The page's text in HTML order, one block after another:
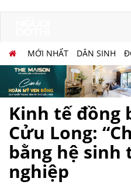
MỚI NHẤT DÂN SINH
Kinh tế đồng
Cửu Long:
bằng hệ sinh
nghiệp